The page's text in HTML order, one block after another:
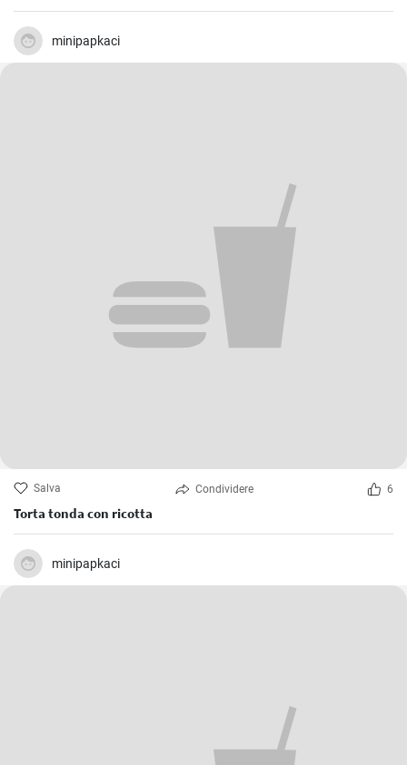
minipapkaci
Salva Condividere 6
Torta tonda con ricotta
minipapkaci